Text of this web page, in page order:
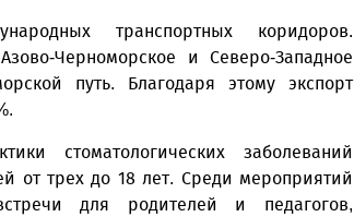
транспортных коридоров.
Черноморское и Северо-Западное
путь. Благодаря этому экспорт
стоматологических заболеваний
от трех до 18 лет. Среди мероприятий
для родителей и педагогов,